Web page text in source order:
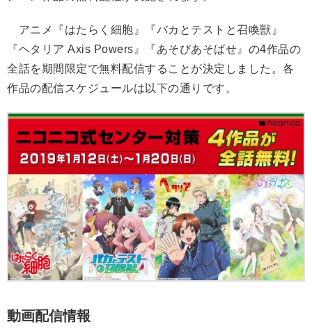
アニメ『はたらく細胞』『バカとテストと召喚獣』
『ヘタリア Axis Powers』『あそびあそばせ』の4作品の
全話を期間限定で無料配信することが決定しました。各
作品の配信スケジュールは以下の通りです。
動画配信情報